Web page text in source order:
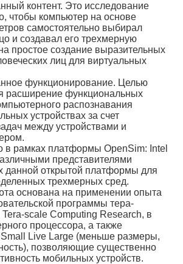
контент. Это исследование
чтобы компьютер на основе
самостоятельно выбирал
и создавал его трехмерную
простое создание выразительных
лиц для виртуальных
функционирование. Целью
расширение функциональных
распознавания
устройствах за счет
между устройствами и
в рамках платформы OpenSim: Intel
представителями
данной открытой платформы для
трехмерных сред.
основана на применении опыта
программы тера-
scale Computing Research, в
процессора, а также
Live Large (меньше размеры,
позволяющие существенно
мобильных устройств.